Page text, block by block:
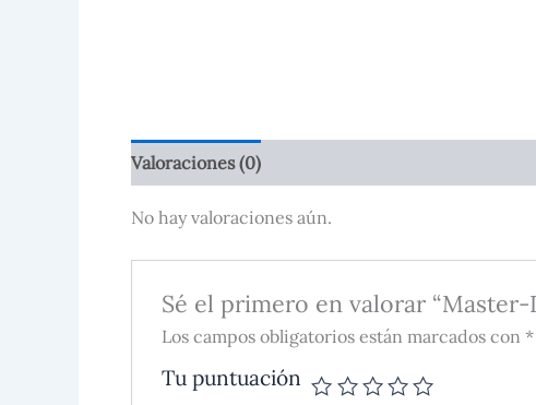
Valoraciones (0)
No hay valoraciones aún.
Sé el primero en valorar
Los campos obligatorios están marcados con *
Tu puntuación